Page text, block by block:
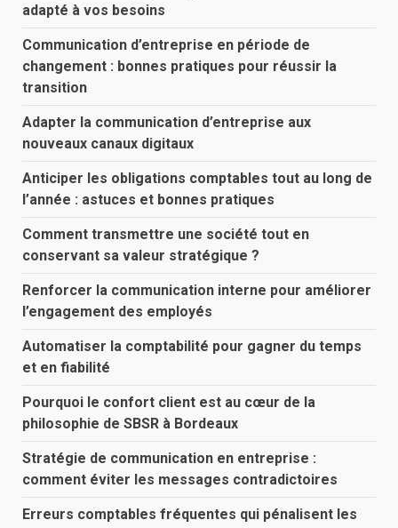
adapté à vos besoins
Communication d’entreprise en période de
changement : bonnes pratiques pour réussir la
transition
Adapter la communication d’entreprise aux
nouveaux canaux digitaux
Anticiper les obligations comptables tout au long de
l’année : astuces et bonnes pratiques
Comment transmettre une société tout en
conservant sa valeur stratégique ?
Renforcer la communication interne pour améliorer
l’engagement des employés
Automatiser la comptabilité pour gagner du temps
et en fiabilité
Pourquoi le confort client est au cœur de la
philosophie de SBSR à Bordeaux
Stratégie de communication en entreprise :
comment éviter les messages contradictoires
Erreurs comptables fréquentes qui pénalisent les